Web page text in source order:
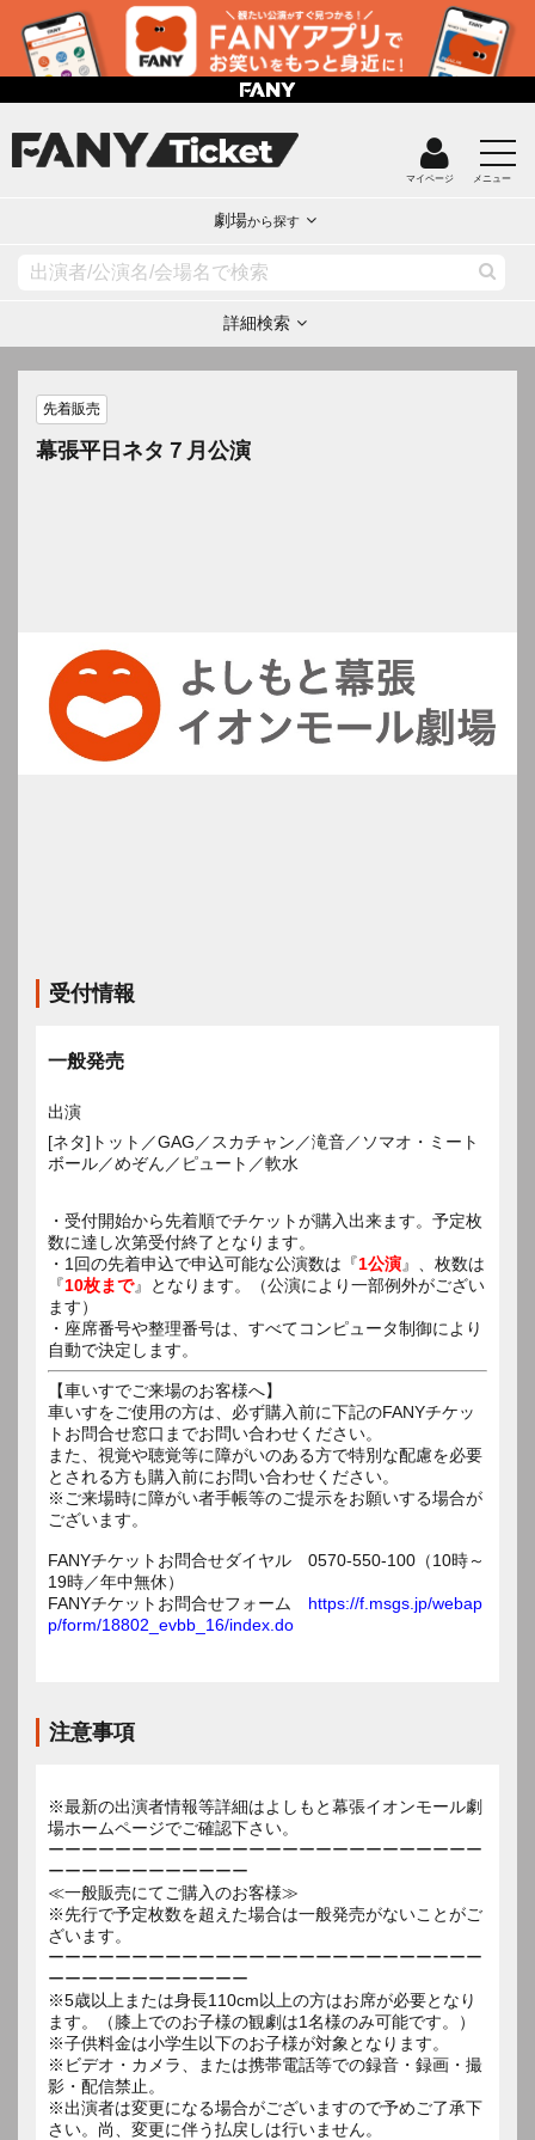
マイページ メニュー
劇場から探す
詳細検索
先着販売
幕張平日ネタ７月公演
受付情報
一般発売
出演
[ネタ]トット／GAG／スカチャン／滝音／ソマオ・ミート
ボール／めぞん／ピュート／軟水
・受付開始から先着順でチケットが購入出来ます。予定枚
数に達し次第受付終了となります。
・1回の先着申込で申込可能な公演数は『1公演』、枚数は
『10枚まで』となります。（公演により一部例外がござい
ます）
・座席番号や整理番号は、すべてコンピュータ制御により
自動で決定します。
【車いすでご来場のお客様へ】
車いすをご使用の方は、必ず購入前に下記のFANYチケッ
トお問合せ窓口までお問い合わせください。
また、視覚や聴覚等に障がいのある方で特別な配慮を必要
とされる方も購入前にお問い合わせください。
※ご来場時に障がい者手帳等のご提示をお願いする場合が
ございます。
FANYチケットお問合せダイヤル 0570-550-100（10時～
19時／年中無休）
FANYチケットお問合せフォーム https://f.msgs.jp/webap
p/form/18802_evbb_16/index.do
注意事項
※最新の出演者情報等詳細はよしもと幕張イオンモール劇
場ホームページでご確認下さい。
ーーーーーーーーーーーーーーーーーーーーーーーーーー
ーーーーーーーーーーーー
≪一般販売にてご購入のお客様≫
※先行で予定枚数を超えた場合は一般発売がないことがご
ざいます。
ーーーーーーーーーーーーーーーーーーーーーーーーーー
ーーーーーーーーーーーー
※5歳以上または身長110cm以上の方はお席が必要となり
ます。（膝上でのお子様の観劇は1名様のみ可能です。）
※子供料金は小学生以下のお子様が対象となります。
※ビデオ・カメラ、または携帯電話等での録音・録画・撮
影・配信禁止。
※出演者は変更になる場合がございますので予めご了承下
さい。尚、変更に伴う払戻しは行いません。